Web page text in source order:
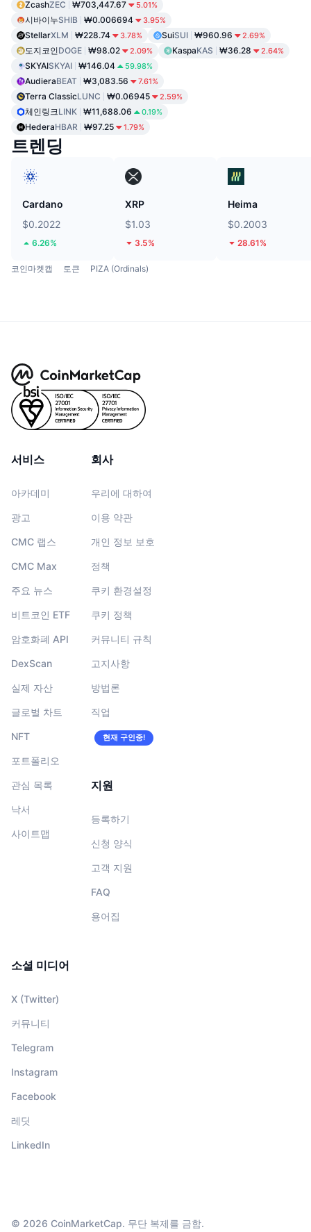
ZcashZEC ₩703,447.67 5.01%
시바이누SHIB ₩0.006694 3.95%
StellarXLM ₩228.74 3.78% SuiSUI ₩960.96 2.69%
도지코인DOGE ₩98.02 2.09% KaspaKAS ₩36.28 2.64%
SKYAISKYAI ₩146.04 59.98%
AudieraBEAT ₩3,083.56 7.61%
Terra ClassicLUNC ₩0.06945 2.59%
체인링크 LINK ₩11,688.06 0.19%
HederaHBAR ₩97.25 1.79%
트렌딩
Cardano
$0.2022
6.26%
XRP
$1.03
3.5%
Heima
$0.2003
28.61%
코인마켓캡 토큰 PIZA (Ordinals)
서비스
아카데미
광고
CMC 랩스
CMC Max
주요 뉴스
비트코인 ETF
암호화폐 API
DexScan
실제 자산
글로벌 차트
NFT
포트폴리오
관심 목록
낙서
사이트맵
회사
우리에 대하여
이용 약관
개인 정보 보호
정책
쿠키 환경설정
쿠키 정책
커뮤니티 규칙
고지사항
방법론
직업
현재 구인중!
지원
등록하기
신청 양식
고객 지원
FAQ
용어집
소셜 미디어
X (Twitter)
커뮤니티
Telegram
Instagram
Facebook
레딧
LinkedIn
© 2026 CoinMarketCap. 무단 복제를 금함.